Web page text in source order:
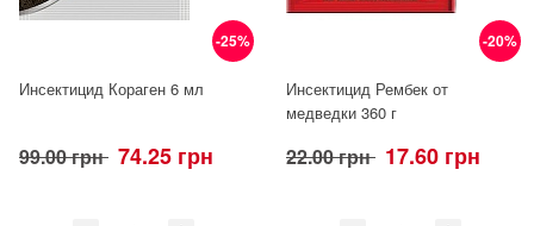
-25%
Инсектицид Кораген 6 мл
99.00 грн 74.25 грн
-20%
Инсектицид Рембек от
медведки 360 г
22.00 грн 17.60 грн